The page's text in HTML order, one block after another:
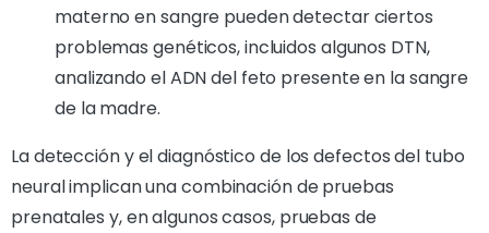
materno en sangre pueden detectar ciertos
problemas genéticos, incluidos algunos DTN,
analizando el ADN del feto presente en la sangre
de la madre.
La detección y el diagnóstico de los defectos del tubo
neural implican una combinación de pruebas
prenatales y, en algunos casos, pruebas de